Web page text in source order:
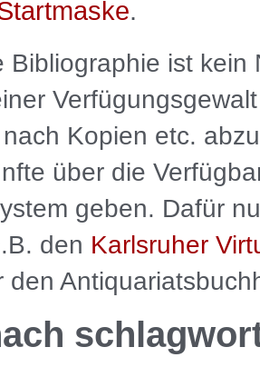
.
Bibliographie ist kein
Kopien etc.
über die
geben. Dafür
den Karlsruher
den